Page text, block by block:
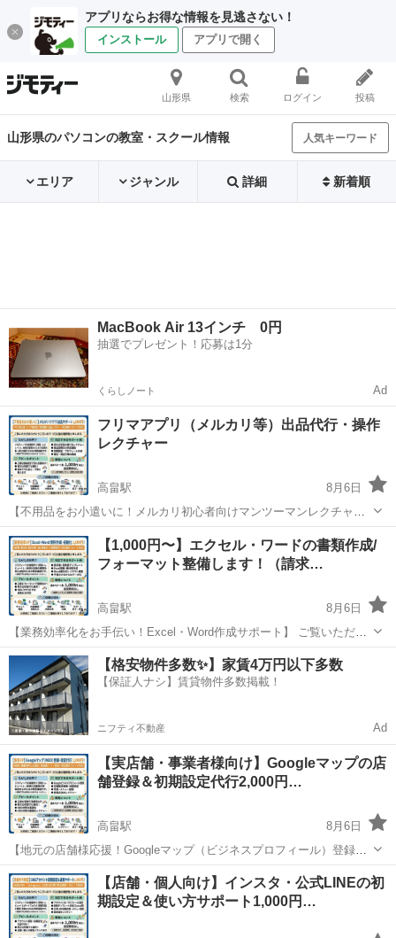
アプリならお得な情報を見逃さない！
インストール アプリで開く
山形県 検索 ログイン 投稿
山形県のパソコンの教室・スクール情報 人気キーワード
エリア ジャンル 詳細 新着順
MacBook Air 13インチ 0円
抽選でプレゼント！応募は1分
くらしノート Ad
フリマアプリ（メルカリ等）出品代行・操作
レクチャー
高畠駅
8月6日
【不用品をお小遣いに！メルカリ初心者向けマンツーマンレクチャ
ー】 ​ご覧いただきありがとうございます！ IT25度の情野聡と申しま
す。 ​「家にある不用品を売りたいけれど、メルカリの使い方が分から
ない…」 「出品してみたけれ...
山形 東置賜郡 高畠駅 Windows総合 メルカリ
​【1,000円〜】エクセル・ワードの書類作成/
フォーマット整備します！（請求…
高畠駅
8月6日
​【業務効率化をお手伝い！Excel・Word作成サポート】 ​ご覧いただき
ありがとうございます！ IT25度の情野聡と申します。 ​「見やすい請求
書や見積書のフォーマットが欲しい」 「Excelの関数や集計表がうま
く組めな...
山形 東置賜郡 高畠駅 Windows総合 無料
【格安物件多数✨】家賃4万円以下多数
【保証人ナシ】賃貸物件多数掲載！
ニフティ不動産 Ad
【実店舗・事業者様向け】Googleマップの店
舗登録＆初期設定代行2,000円…
高畠駅
8月6日
​【地元の店舗様応援！Googleマップ（ビジネスプロフィール）登録代
行】 ​ご覧いただきありがとうございます！ IT25度の情野聡と申しま
す。 ​「Googleマップにお店が表示されない…」 「営業時間やメニュ
ー、...
山形 東置賜郡 高畠駅 Windows総合 プロフィール
【店舗・個人向け】インスタ・公式LINEの初
期設定＆使い方サポート1,000円…